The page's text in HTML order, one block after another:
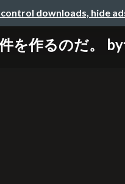
downloads, hide
を作るのだ。